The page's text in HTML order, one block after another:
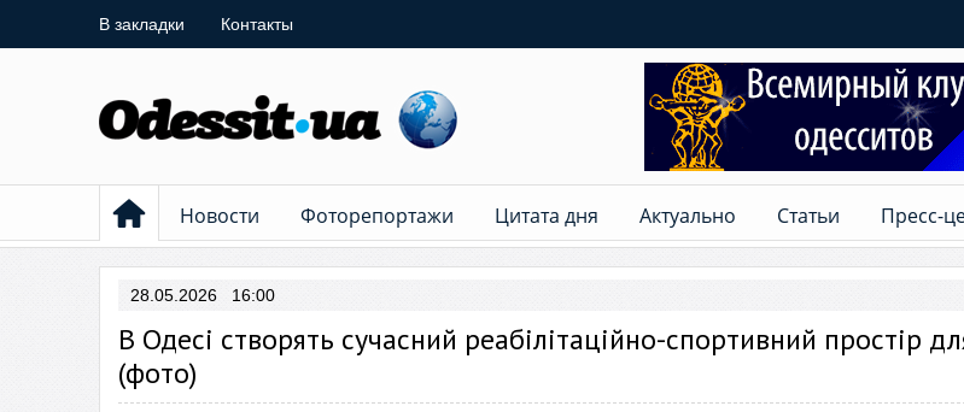
В закладки Контакты
Новости Фоторепортажи Цитата дня Актуально Статьи Пресс-
28.05.2026 16:00
В Одесі створять сучасний реабілітаційно-спортивний простір
(фото)